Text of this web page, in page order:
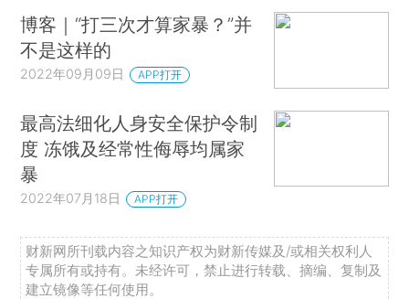
博客｜“打三次才算家暴？”并
不是这样的
2022年09月09日 APP打开
最高法细化人身安全保护令制
度 冻饿及经常性侮辱均属家
暴
2022年07月18日 APP打开
财新网所刊载内容之知识产权为财新传媒及/或相关权利人
专属所有或持有。未经许可，禁止进行转载、摘编、复制及
建立镜像等任何使用。